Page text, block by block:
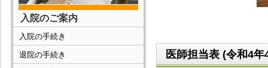
医師担当表 (令和4
入院のご案内
入院の手続き
退院の手続き